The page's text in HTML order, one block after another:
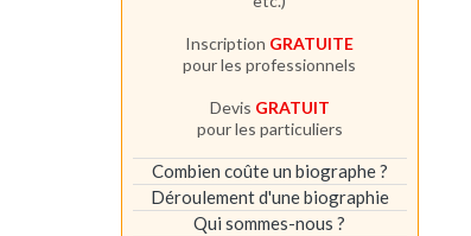
Inscription GRATUITE
pour les professionnels
Devis GRATUIT
pour les particuliers
Combien coûte un biographe ?
Déroulement d'une biographie
Qui sommes-nous ?